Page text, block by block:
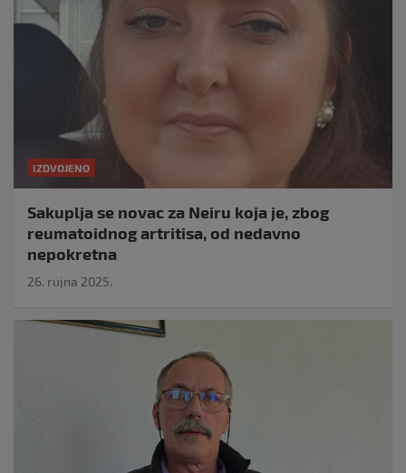
IZDVOJENO
Sakuplja se novac za Neiru koja je, zbog
reumatoidnog artritisa, od nedavno
nepokretna
26. rujna 2025.